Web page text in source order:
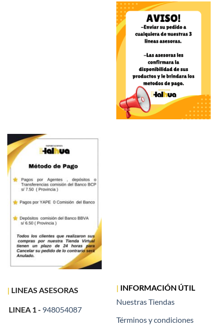
| LINEAS ASESORAS
LINEA 1 - 948054087
| INFORMACIÓN ÚTIL
Nuestras Tiendas
Términos y condiciones